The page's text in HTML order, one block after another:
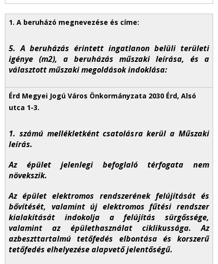
5. A beruházás érintett ingatlanon belüli területi
igénye (m2), a beruházás műszaki leírása, és a
választott műszaki megoldások indoklása:
1. számú mellékletként csatolásra kerül a Műszaki
leírás.
Az épület jelenlegi befoglaló térfogata nem
növekszik.
Az épület elektromos rendszerének felújítását és
bővítését, valamint új elektromos fűtési rendszer
kialakítását indokolja a felújítás sürgőssége,
valamint az épülethasználat ciklikussága. Az
azbeszttartalmú tetőfedés elbontása és korszerű
tetőfedés elhelyezése alapvető jelentőségű.